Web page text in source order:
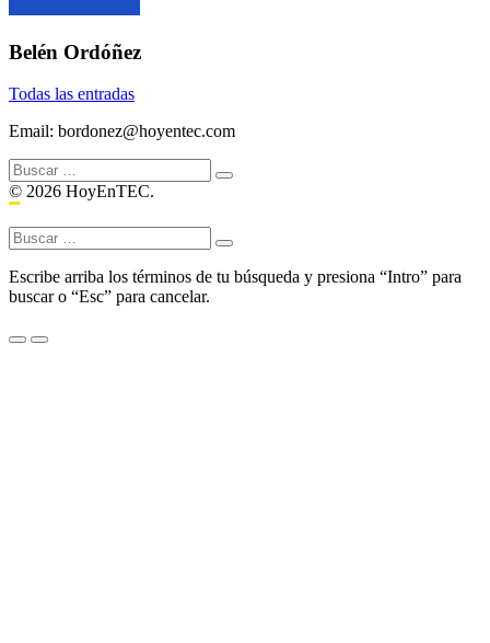
Belén Ordóñez
Todas las entradas
Email: bordonez@hoyentec.com
Buscar:
© 2026 HoyEnTEC.
Buscar:
Escribe arriba los términos de tu búsqueda y presiona “Intro” para
buscar o “Esc” para cancelar.
Menu